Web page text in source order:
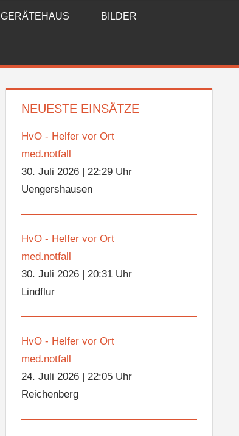
GERÄTEHAUS BILDER
NEUESTE EINSÄTZE
HvO - Helfer vor Ort
med.notfall
30. Juli 2026 |22:29 Uhr
Uengershausen
HvO - Helfer vor Ort
med.notfall
30. Juli 2026 |20:31 Uhr
Lindflur
HvO - Helfer vor Ort
med.notfall
24. Juli 2026 |22:05 Uhr
Reichenberg